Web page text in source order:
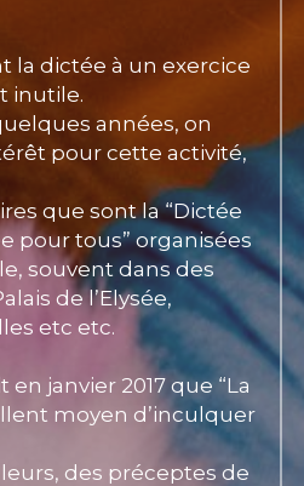
la dictée à un exercice
inutile.
années, on
pour cette activité,
que sont la “Dictée
pour tous” organisées
souvent dans des
de l’Elysée,
etc etc.
en janvier 2017 que “La
moyen d’inculquer
des préceptes de